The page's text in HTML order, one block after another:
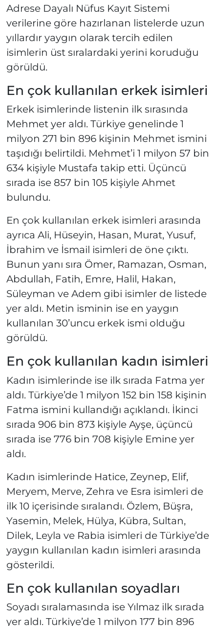
Adrese Dayalı Nüfus Kayıt Sistemi
verilerine göre hazırlanan listelerde uzun
yıllardır yaygın olarak tercih edilen
isimlerin üst sıralardaki yerini koruduğu
görüldü.
En çok kullanılan erkek isimleri
Erkek isimlerinde listenin ilk sırasında
Mehmet yer aldı. Türkiye genelinde 1
milyon 271 bin 896 kişinin Mehmet ismini
taşıdığı belirtildi. Mehmet’i 1 milyon 57 bin
634 kişiyle Mustafa takip etti. Üçüncü
sırada ise 857 bin 105 kişiyle Ahmet
bulundu.
En çok kullanılan erkek isimleri arasında
ayrıca Ali, Hüseyin, Hasan, Murat, Yusuf,
İbrahim ve İsmail isimleri de öne çıktı.
Bunun yanı sıra Ömer, Ramazan, Osman,
Abdullah, Fatih, Emre, Halil, Hakan,
Süleyman ve Adem gibi isimler de listede
yer aldı. Metin isminin ise en yaygın
kullanılan 30’uncu erkek ismi olduğu
görüldü.
En çok kullanılan kadın isimleri
Kadın isimlerinde ise ilk sırada Fatma yer
aldı. Türkiye’de 1 milyon 152 bin 158 kişinin
Fatma ismini kullandığı açıklandı. İkinci
sırada 906 bin 873 kişiyle Ayşe, üçüncü
sırada ise 776 bin 708 kişiyle Emine yer
aldı.
Kadın isimlerinde Hatice, Zeynep, Elif,
Meryem, Merve, Zehra ve Esra isimleri de
ilk 10 içerisinde sıralandı. Özlem, Büşra,
Yasemin, Melek, Hülya, Kübra, Sultan,
Dilek, Leyla ve Rabia isimleri de Türkiye’de
yaygın kullanılan kadın isimleri arasında
gösterildi.
En çok kullanılan soyadları
Soyadı sıralamasında ise Yılmaz ilk sırada
yer aldı. Türkiye’de 1 milyon 177 bin 896